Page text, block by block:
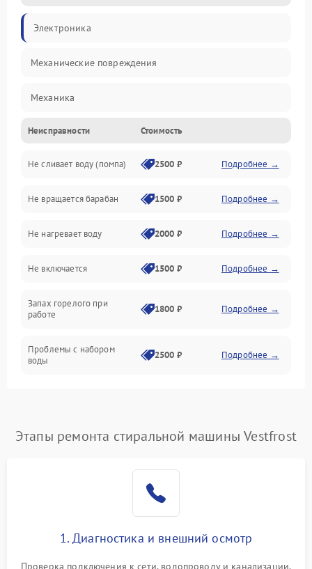
Электроника
Механические повреждения
Механика
Электропитание
Водоснабжение
Слив
Программное обеспечение
Неисправности Стоимость
Не сливает воду (помпа) 2500 ₽ Подробнее →
Не вращается барабан 1500 ₽ Подробнее →
Не нагревает воду 2000 ₽ Подробнее →
Не включается 1500 ₽ Подробнее →
Запах горелого при
работе
1800 ₽ Подробнее →
Проблемы с набором
воды
2500 ₽ Подробнее →
2200 ₽ Подробнее →
Этапы ремонта стиральной машины Vestfrost
1. Диагностика и внешний осмотр
Проверка подключения к сети, водопроводу и канализации.